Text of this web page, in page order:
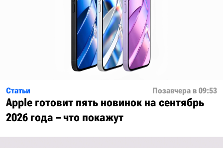
Статьи Позавчера в 09:53
Apple готовит пять новинок на сентябрь
2026 года – что покажут